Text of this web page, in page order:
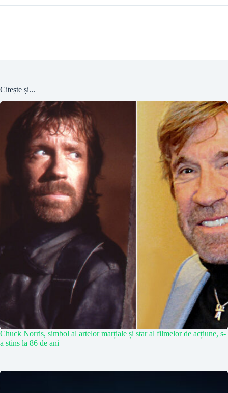
Citește și...
Chuck Norris, simbol al artelor marțiale și star al filmelor de acțiune, s-
a stins la 86 de ani